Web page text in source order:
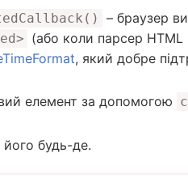
– браузер
(або коли парсер HTML
, який добре
елемент за допомогою
будь-де.